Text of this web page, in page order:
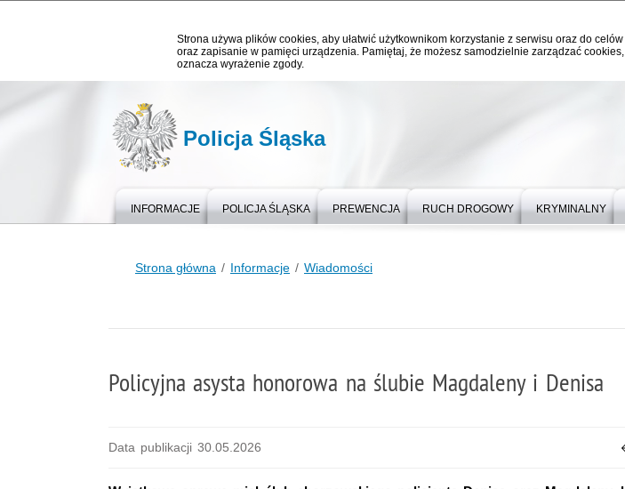
Strona używa plików cookies, aby ułatwić użytkownikom korzystanie z serwisu oraz do
oraz zapisanie w pamięci urządzenia. Pamiętaj, że możesz samodzielnie zarządzać
oznacza wyrażenie zgody.
Policja Śląska
INFORMACJE POLICJA ŚLĄSKA PREWENCJA RUCH DROGOWY KRYMINALNY
Strona główna Informacje Wiadomości
Policyjna asysta honorowa na ślubie Magdaleny i Denisa
Data publikacji 30.05.2026